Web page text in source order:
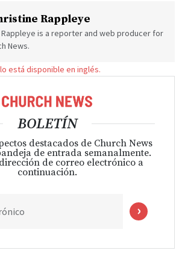
Rappleye
is a reporter and web producer for
News.
está disponible en inglés.
BOLETÍN
destacados de Church News
de entrada semanalmente.
de correo electrónico a
continuación.